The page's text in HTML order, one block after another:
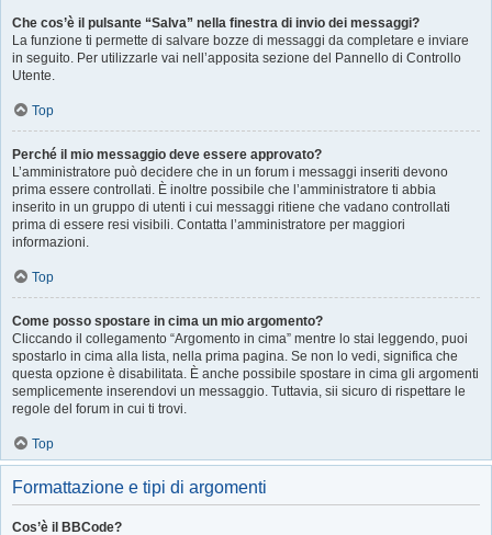
Che cos’è il pulsante “Salva” nella finestra di invio dei messaggi?
La funzione ti permette di salvare bozze di messaggi da completare e inviare
in seguito. Per utilizzarle vai nell’apposita sezione del Pannello di Controllo
Utente.
Top
Perché il mio messaggio deve essere approvato?
L’amministratore può decidere che in un forum i messaggi inseriti devono
prima essere controllati. È inoltre possibile che l’amministratore ti abbia
inserito in un gruppo di utenti i cui messaggi ritiene che vadano controllati
prima di essere resi visibili. Contatta l’amministratore per maggiori
informazioni.
Top
Come posso spostare in cima un mio argomento?
Cliccando il collegamento “Argomento in cima” mentre lo stai leggendo, puoi
spostarlo in cima alla lista, nella prima pagina. Se non lo vedi, significa che
questa opzione è disabilitata. È anche possibile spostare in cima gli argomenti
semplicemente inserendovi un messaggio. Tuttavia, sii sicuro di rispettare le
regole del forum in cui ti trovi.
Top
Formattazione e tipi di argomenti
Cos’è il BBCode?